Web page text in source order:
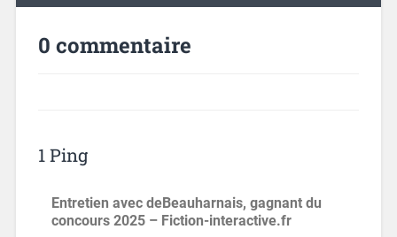
0 commentaire
1 Ping
Entretien avec deBeauharnais, gagnant du
concours 2025 – Fiction-interactive.fr